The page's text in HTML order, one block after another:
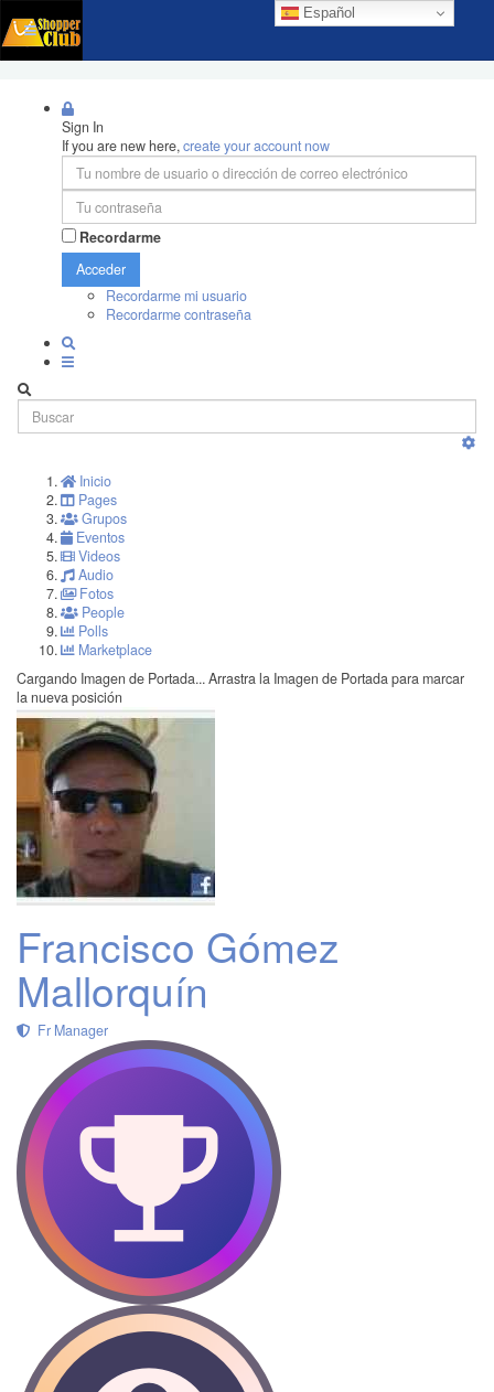
Español
Sign In
If you are new here,create your account now
Recordarme
Acceder
Recordarme mi usuario
Recordarme contraseña
Inicio
Pages
Grupos
Eventos
Videos
Audio
Fotos
People
Polls
Marketplace
Cargando Imagen de Portada... Arrastra la Imagen de Portada para marcar
la nueva posición
Francisco Gómez
Mallorquín
Fr Manager